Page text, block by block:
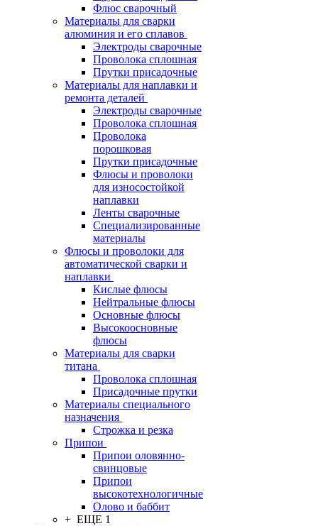
Флюс сварочный
Материалы для сварки
алюминия и его сплавов
Электроды сварочные
Проволока сплошная
Прутки присадочные
Материалы для наплавки и
ремонта деталей
Электроды сварочные
Проволока сплошная
Проволока
порошковая
Прутки присадочные
Флюсы и проволоки
для износостойкой
наплавки
Ленты сварочные
Специализированные
материалы
Флюсы и проволоки для
автоматической сварки и
наплавки
Кислые флюсы
Нейтральные флюсы
Основные флюсы
Высокоосновные
флюсы
Материалы для сварки
титана
Проволока сплошная
Присадочные прутки
Материалы специального
назначения
Строжка и резка
Припои
Припои оловянно-
свинцовые
Припои
высокотехнологичные
Олово и баббит
+ ЕЩЕ 1